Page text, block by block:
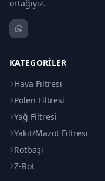
ortağıyız.
KATEGORILER
Hava Filtresi
Polen Filtresi
Yağ Filtresi
Yakıt/Mazot Filtresi
Rotbaşı
Z-Rot